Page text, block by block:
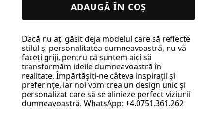
Harta
–
O
Amintire
de
Neuitat
pentru
ADAUGĂ ÎN COȘ
Dacă nu ați găsit deja modelul care să reflecte
stilul și personalitatea dumneavoastră, nu vă
faceți griji, pentru că suntem aici să
transformăm ideile dumneavoastră în
realitate. Împărtășiți-ne câteva inspirații și
preferințe, iar noi vom crea un design unic și
personalizat care să se alinieze perfect viziunii
dumneavoastră. WhatsApp: +4.0751.361.262